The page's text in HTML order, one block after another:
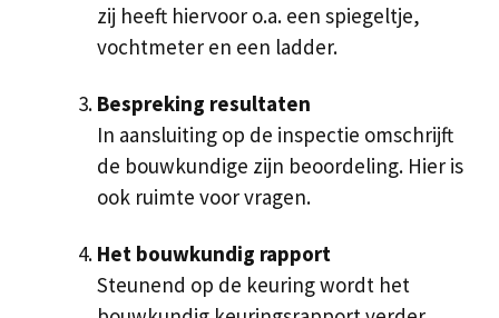
zij heeft hiervoor o.a. een spiegeltje,
vochtmeter en een ladder.
Bespreking resultaten
In aansluiting op de inspectie omschrijft
de bouwkundige zijn beoordeling. Hier is
ook ruimte voor vragen.
Het bouwkundig rapport
Steunend op de keuring wordt het